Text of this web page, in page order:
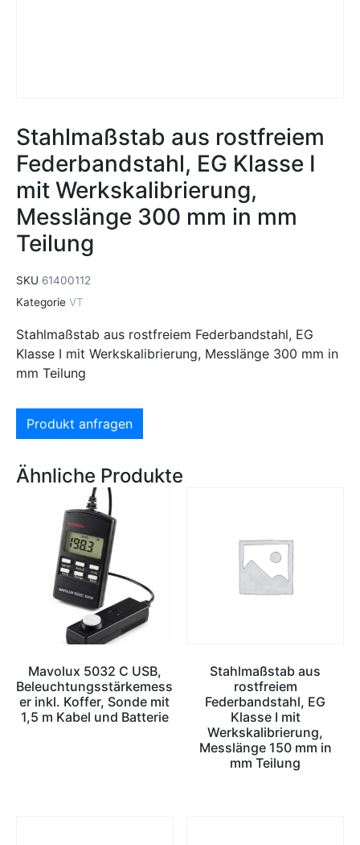
Stahlmaßstab aus rostfreiem
Federbandstahl, EG Klasse I
mit Werkskalibrierung,
Messlänge 300 mm in mm
Teilung
SKU 61400112
Kategorie VT
Stahlmaßstab aus rostfreiem Federbandstahl, EG
Klasse I mit Werkskalibrierung, Messlänge 300 mm in
mm Teilung
Produkt anfragen
Ähnliche Produkte
Mavolux 5032 C USB,
Beleuchtungsstärkemess
er inkl. Koffer, Sonde mit
1,5 m Kabel und Batterie
Stahlmaßstab aus
rostfreiem
Federbandstahl, EG
Klasse I mit
Werkskalibrierung,
Messlänge 150 mm in
mm Teilung